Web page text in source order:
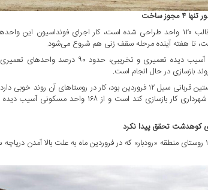
ساخت
سایت جدید شهر معمولان نیز در قالب ۱۲۰ واحد طراحی شده است، کار اجرای
تا هفته آینده مرحله سقف زنی هم شروع می‌شود.
بازسازی در حال انجام است.
شهرستان دلفان نیز که به نوعی نخستین قربانی سیل ۱۲ فروردین بود، کار در
علت سختگیری‌ها و پای کار نبودن شهرداری کار
در شهرستان کوهدشت نیز ساکنان ۱۱ روستای منطقه «رودبار» که در فروردین ماه به علت